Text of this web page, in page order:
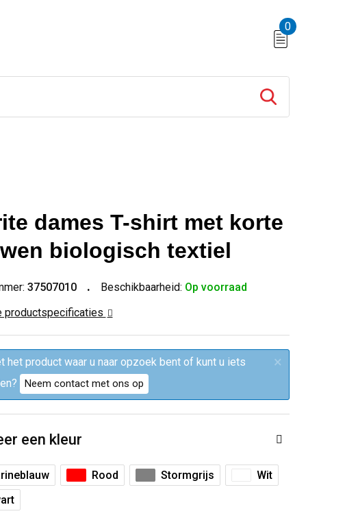
0
dames T-shirt met korte
biologisch textiel
37507010 Beschikbaarheid: Op voorraad
productspecificaties
het product waar u naar opzoek bent of kunt u iets
Neem contact met ons op
×
een kleur
Rood Stormgrijs
Wit